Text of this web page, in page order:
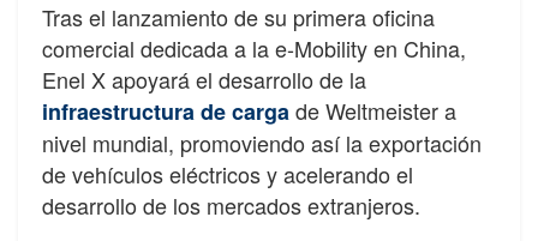
Tras el lanzamiento de su primera oficina
comercial dedicada a la e-Mobility en China,
Enel X apoyará el desarrollo de la
infraestructura de cargade Weltmeister a
nivel mundial, promoviendo así la exportación
de vehículos eléctricos y acelerando el
desarrollo de los mercados extranjeros.